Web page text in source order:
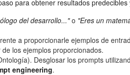
para obtener resultados predecibles
del desarrollo..."o "Eres un
a proporcionarle ejemplos de
los ejemplos proporcionados.
Desglosar los prompts
engineering.